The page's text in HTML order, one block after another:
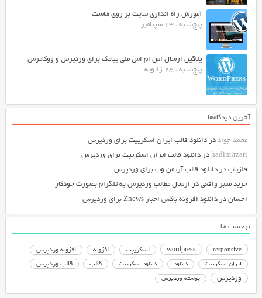
آموزش راه اندازی سایت بر روی هاست
پنج‌شنبه ، 13 سپتامبر
پلاگین ارسال اس ام اس ملی پیامک برای وردپرس و ووکامرس
پنج‌شنبه ، 25 ژانویه
آخرین دیدگاه‌ها
محمد جواددر دانلود قالب ایران اسکریپت برای وردپرس
hadimirzariدر دانلود قالب ایران اسکریپت برای وردپرس
فلزیابدر دانلود قالب آرتمن وب برای وردپرس
خرید ممبر واقعیدر ارسال مطالب وردپرس به تلگرام بصورت خودکار
احساندر دانلود افزونه باکس اخبار Znews برای وردپرس
برچسب ها
responsive
wordpress اسکریپت افزونه افزونه وردپرس
ایران اسکریپت دانلود دانلود اسکریپت قالب قالب وردپرس
وردپرس پوسته وردپرس